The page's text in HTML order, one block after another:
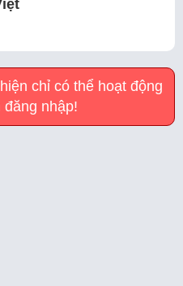
chỉ có thể hoạt động
đăng nhập!